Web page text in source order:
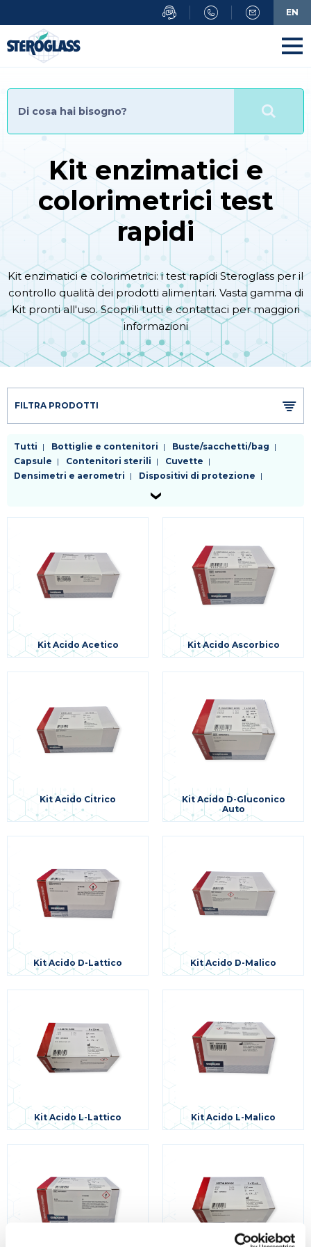
al
contenuto
principale
Kit enzimatici e
colorimetrici test
rapidi
Kit enzimatici e colorimetrici: i test rapidi Steroglass per il
controllo qualità dei prodotti alimentari. Vasta gamma di
Kit pronti all'uso. Scoprili tutti e contattaci per maggiori
informazioni
FILTRA PRODOTTI
Tutti Bottiglie e contenitori
Buste/sacchetti/bag
Capsule
Contenitori sterili
Cuvette
Densimetri e aerometri
Dispositivi di protezione
Filtri da laboratorio
Piastre
Pinzetteria e morsetteria
Pipette
Spatole
Tappi
Vetreria da laboratorio Varie
Kit Acido Acetico Kit Acido Ascorbico
Kit Acido Citrico
Kit Acido D-Gluconico
Auto
Kit Acido D-Lattico Kit Acido D-Malico
Kit Acido L-Lattico Kit Acido L-Malico
EN